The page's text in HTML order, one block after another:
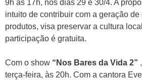
9h às 17h, nos dias 29 e 30/4. A
intuito de contribuir com a geração
produtos, visa preservar a cultura
participação é gratuita.
Com o show “Nos Bares da Vida 2”
terça-feira, às 20h. Com a cantora